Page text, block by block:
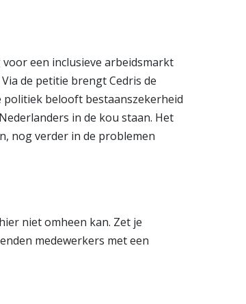
een inclusieve arbeidsmarkt
de petitie brengt Cedris de
politiek belooft bestaanszekerheid
in de kou staan. Het
nog verder in de problemen
niet omheen kan. Zet je
medewerkers met een